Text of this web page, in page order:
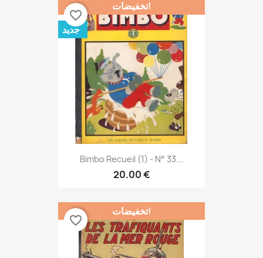
Bimbo Recueil (1) - N° 33...
20.00 €
تخفيضات!
جديد
favorite_border
تخفيضات!
favorite_border